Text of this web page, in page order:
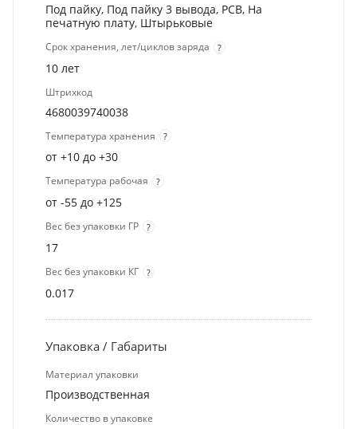
Под пайку, Под пайку 3 вывода, PCB, На
печатную плату, Штырьковые
Срок хранения, лет/циклов заряда ?
10 лет
Штрихкод
4680039740038
Температура хранения ?
от +10 до +30
Температура рабочая ?
от -55 до +125
Вес без упаковки ГР ?
17
Вес без упаковки КГ ?
0.017
Упаковка / Габариты
Материал упаковки
Производственная
Количество в упаковке